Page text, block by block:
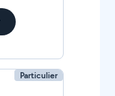
Particulier